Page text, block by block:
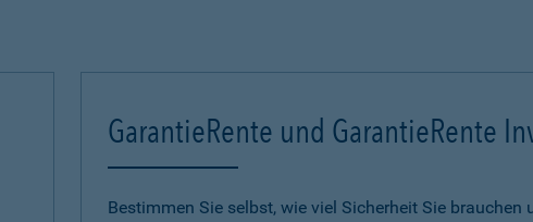
GarantieRente und GarantieRente
Bestimmen Sie selbst, wie viel Sicherheit Sie brauchen